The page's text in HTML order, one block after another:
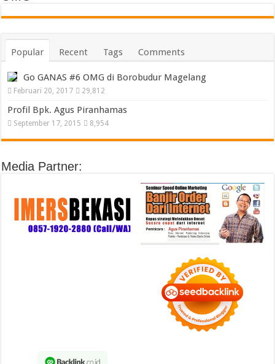
Popular Recent Tags Comments
Go GANAS #6 OMG di Borobudur Magelang
Februari 20, 2017 29,812
Profil Bpk. Agus Piranhamas
September 17, 2015 8,954
Media Partner: